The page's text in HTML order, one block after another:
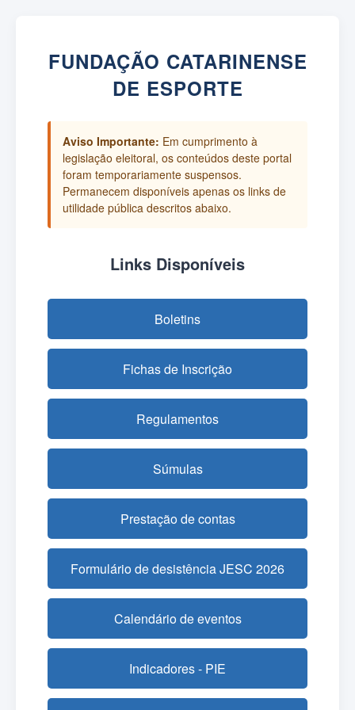
FUNDAÇÃO CATARINENSE
DE ESPORTE
Aviso Importante: Em cumprimento à
legislação eleitoral, os conteúdos deste portal
foram temporariamente suspensos.
Permanecem disponíveis apenas os links de
utilidade pública descritos abaixo.
Links Disponíveis
Boletins
Fichas de Inscrição
Regulamentos
Súmulas
Prestação de contas
Formulário de desistência JESC 2026
Calendário de eventos
Indicadores - PIE